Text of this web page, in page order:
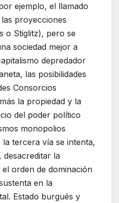
ejemplo, el llamado
proyecciones
o Stiglitz), pero se
sociedad mejor a
depredador
las posibilidades
Consorcios
la propiedad y la
del poder político
monopolios
la tercera vía se intenta,
desacreditar la
orden de dominación
en la
Estado burgués y